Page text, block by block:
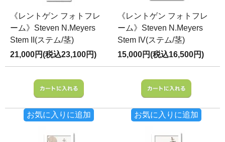
《レントゲン フォトフレ
ーム》Steven N.Meyers
Stem II(ステム/茎)
21,000円(税込23,100円)
お気に入りに追加
《レントゲン フォトフレ
ーム》Steven N.Meyers
Stem IV(ステム/茎)
15,000円(税込16,500円)
お気に入りに追加